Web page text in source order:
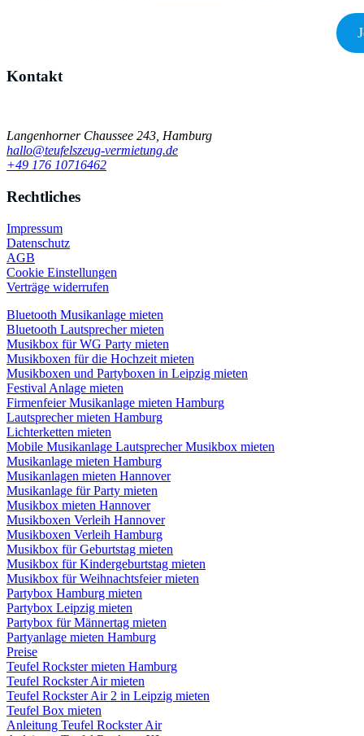
Kontakt
Langenhorner Chaussee 243, Hamburg
hallo@teufelszeug-vermietung.de
+49 176 10716462
Rechtliches
Impressum
Datenschutz
AGB
Cookie Einstellungen
Verträge widerrufen
Bluetooth Musikanlage mieten
Bluetooth Lautsprecher mieten
Musikbox für WG Party mieten
Musikboxen für die Hochzeit mieten
Musikboxen und Partyboxen in Leipzig mieten
Festival Anlage mieten
Firmenfeier Musikanlage mieten Hamburg
Lautsprecher mieten Hamburg
Lichterketten mieten
Mobile Musikanlage Lautsprecher Musikbox mieten
Musikanlage mieten Hamburg
Musikanlagen mieten Hannover
Musikanlage für Party mieten
Musikbox mieten Hannover
Musikboxen Verleih Hannover
Musikboxen Verleih Hamburg
Musikbox für Geburtstag mieten
Musikbox für Kindergeburtstag mieten
Musikbox für Weihnachtsfeier mieten
Partybox Hamburg mieten
Partybox Leipzig mieten
Partybox für Männertag mieten
Partyanlage mieten Hamburg
Preise
Teufel Rockster mieten Hamburg
Teufel Rockster Air mieten
Teufel Rockster Air 2 in Leipzig mieten
Teufel Box mieten
Anleitung Teufel Rockster Air